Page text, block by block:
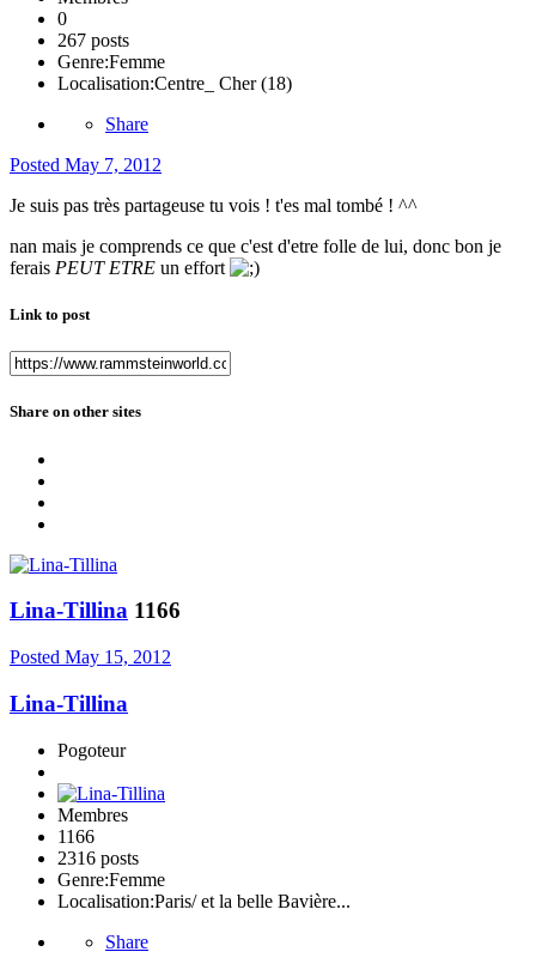
0
267 posts
Genre:Femme
Localisation:Centre_ Cher (18)
Share
Posted May 7, 2012
Je suis pas très partageuse tu vois ! t'es mal tombé ! ^^
nan mais je comprends ce que c'est d'etre folle de lui, donc bon je
ferais PEUT ETRE un effort
Link to post
Share on other sites
Lina-Tillina 1166
Posted May 15, 2012
Lina-Tillina
Pogoteur
Membres
1166
2316 posts
Genre:Femme
Localisation:Paris/ et la belle Bavière...
Share